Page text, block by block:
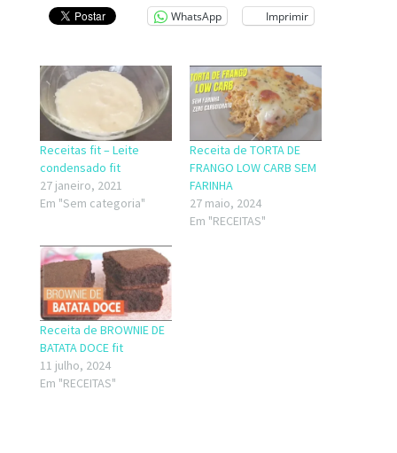
WhatsApp Imprimir
Receitas fit – Leite
condensado fit
27 janeiro, 2021
Em "Sem categoria"
Receita de TORTA DE
FRANGO LOW CARB SEM
FARINHA
27 maio, 2024
Em "RECEITAS"
Receita de BROWNIE DE
BATATA DOCE fit
11 julho, 2024
Em "RECEITAS"